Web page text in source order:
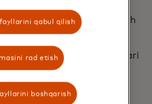
iste'molchilarni
imkoniyatlarini kengaytirish
shaxsiy ma'lumotlari
ochiq bank xizmati
himoya qilish uchun
va muvofiqligi
qabul qilish
rad etish
boshqarish